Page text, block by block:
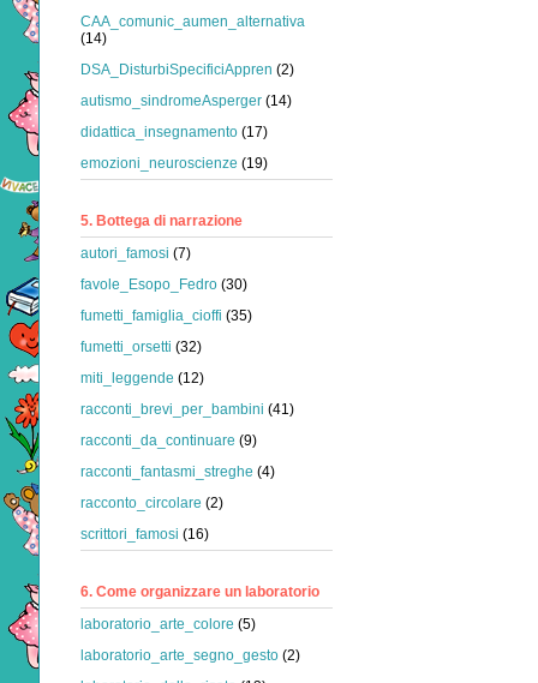
CAA_comunic_aumen_alternativa
(14)
DSA_DisturbiSpecificiAppren (2)
autismo_sindromeAsperger (14)
didattica_insegnamento (17)
emozioni_neuroscienze (19)
5. Bottega di narrazione
autori_famosi (7)
favole_Esopo_Fedro (30)
fumetti_famiglia_cioffi (35)
fumetti_orsetti (32)
miti_leggende (12)
racconti_brevi_per_bambini (41)
racconti_da_continuare (9)
racconti_fantasmi_streghe (4)
racconto_circolare (2)
scrittori_famosi (16)
6. Come organizzare un laboratorio
laboratorio_arte_colore (5)
laboratorio_arte_segno_gesto (2)